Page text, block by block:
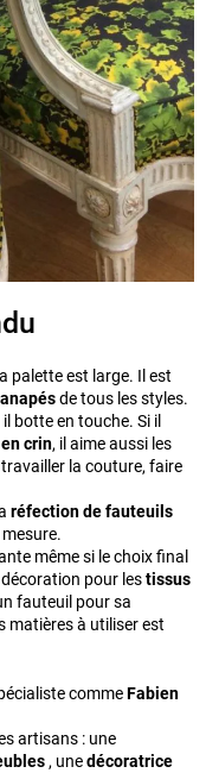
palette est large. Il est
de tous les styles.
botte en touche. Si il
crin, il aime aussi les
la couture, faire
réfection de fauteuils
même si le choix final
pour lestissus
fauteuil pour sa
matières à utiliser est
commeFabien
artisans : une
, unedécoratrice